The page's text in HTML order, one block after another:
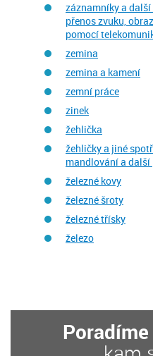
záznamníky a
přenos zvuku,
pomocí
zemina
zemina a kamení
zemní práce
zinek
žehlička
žehličky a jiné
mandlování a další
železné kovy
železné šroty
železné třísky
železo
Poradíme